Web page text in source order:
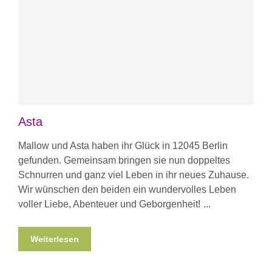
Asta
Mallow und Asta haben ihr Glück in 12045 Berlin
gefunden. Gemeinsam bringen sie nun doppeltes
Schnurren und ganz viel Leben in ihr neues Zuhause.
Wir wünschen den beiden ein wundervolles Leben
voller Liebe, Abenteuer und Geborgenheit!
Weiterlesen